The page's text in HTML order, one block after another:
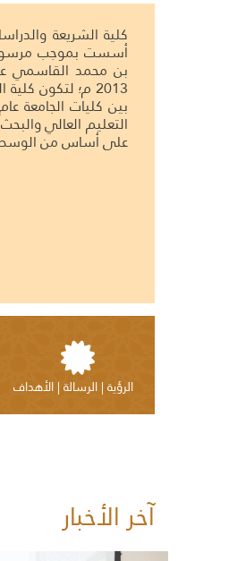
كلية الشريعة
أسست بموجب
2013 م؛ لتكون
التعليم العالي
على أساس من
الرؤية | الرسالة | الأهداف
آخر الأخبار